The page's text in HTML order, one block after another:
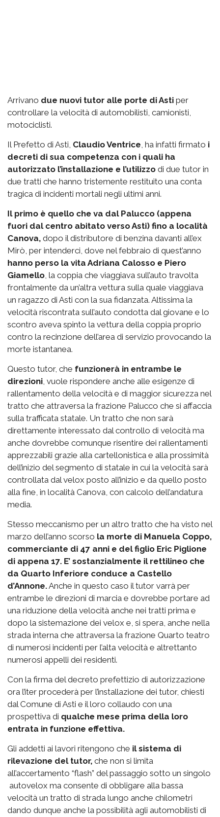
Arrivano due nuovi tutor alle porte di Asti per
controllare la velocità di automobilisti, camionisti,
motociclisti.
Il Prefetto di Asti, Claudio Ventrice, ha infatti firmato i
decreti di sua competenza con i quali ha
autorizzato l’installazione e l’utilizzo di due tutor in
due tratti che hanno tristemente restituito una conta
tragica di incidenti mortali negli ultimi anni.
Il primo è quello che va dal Palucco (appena
fuori dal centro abitato verso Asti) fino a località
Canova, dopo il distributore di benzina davanti all’ex
Mirò, per intenderci, dove nel febbraio di quest’anno
hanno perso la vita Adriana Calosso e Piero
Giamello, la coppia che viaggiava sull’auto travolta
frontalmente da un’altra vettura sulla quale viaggiava
un ragazzo di Asti con la sua fidanzata. Altissima la
velocità riscontrata sull’auto condotta dal giovane e lo
scontro aveva spinto la vettura della coppia proprio
contro la recinzione dell’area di servizio provocando la
morte istantanea.
Questo tutor, che funzionerà in entrambe le
direzioni, vuole rispondere anche alle esigenze di
rallentamento della velocità e di maggior sicurezza nel
tratto che attraversa la frazione Palucco che si affaccia
sulla trafficata statale. Un tratto che non sarà
direttamente interessato dal controllo di velocità ma
anche dovrebbe comunque risentire dei rallentamenti
apprezzabili grazie alla cartellonistica e alla prossimità
dell’inizio del segmento di statale in cui la velocità sarà
controllata dal velox posto all’inizio e da quello posto
alla fine, in località Canova, con calcolo dell’andatura
media.
Stesso meccanismo per un altro tratto che ha visto nel
marzo dell’anno scorso la morte di Manuela Coppo,
commerciante di 47 anni e del figlio Eric Piglione
di appena 17. E’ sostanzialmente il rettilineo che
da Quarto Inferiore conduce a Castello
d’Annone.Anche in questo caso il tutor varrà per
entrambe le direzioni di marcia e dovrebbe portare ad
una riduzione della velocità anche nei tratti prima e
dopo la sistemazione dei velox e, si spera, anche nella
strada interna che attraversa la frazione Quarto teatro
di numerosi incidenti per l’alta velocità e altrettanto
numerosi appelli dei residenti.
Con la firma del decreto prefettizio di autorizzazione
ora l’iter procederà per l’installazione dei tutor, chiesti
dal Comune di Asti e il loro collaudo con una
prospettiva di qualche mese prima della loro
entrata in funzione effettiva.
Gli addetti ai lavori ritengono che il sistema di
rilevazione del tutor, che non si limita
all’accertamento “flash” del passaggio sotto un singolo
autovelox ma consente di obbligare alla bassa
velocità un tratto di strada lungo anche chilometri
dando dunque anche la possibilità agli automobilisti di